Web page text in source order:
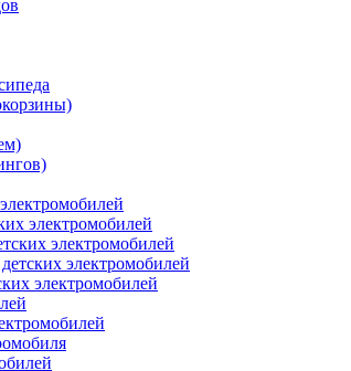
электромобилей
электромобилей
электромобилей
электромобилей